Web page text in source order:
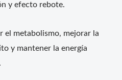
y efecto rebote.
el metabolismo, mejorar la
y mantener la energía